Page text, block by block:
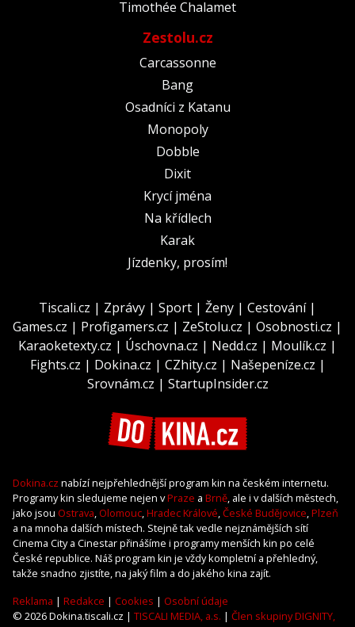
Timothée Chalamet
Zestolu.cz
Carcassonne
Bang
Osadníci z Katanu
Monopoly
Dobble
Dixit
Krycí jména
Na křídlech
Karak
Jízdenky, prosím!
Tiscali.cz | Zprávy | Sport | Ženy | Cestování|
Games.cz | Profigamers.cz | ZeStolu.cz | Osobnosti.cz |
Karaoketexty.cz | Úschovna.cz | Nedd.cz | Moulík.cz |
Fights.cz | Dokina.cz | CZhity.cz | Našepeníze.cz |
Srovnám.cz | StartupInsider.cz
Dokina.cz nabízí nejpřehlednější program kin na českém internetu.
Programy kin sledujeme nejen vPraze a Brně, ale i v dalších městech,
jako jsou Ostrava, Olomouc,Hradec Králové,České Budějovice,Plzeň
a na mnoha dalších místech. Stejně tak vedle nejznámějších sítí
Cinema City a Cinestar přinášíme i programy menších kin po celé
České republice. Náš program kin je vždy kompletní a přehledný,
takže snadno zjistíte, na jaký film a do jakého kina zajít.
Reklama | Redakce | Cookies | Osobní údaje
© 2026 Dokina.tiscali.cz | TISCALI MEDIA, a.s. | Člen skupiny DIGNITY,